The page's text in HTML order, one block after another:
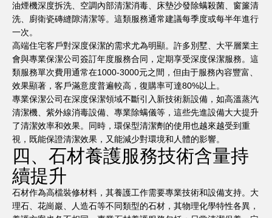
油煙機深度拆洗、空調內部清潔消毒、床墊沙發除螨殺菌、窗簾清
洗、廚衛瓷磚縫隙清潔等。這類服務通常建議每季度或每半年進行
一次。
高端住宅客戶對深度保潔的需求尤為明顯。許多別墅、大平層業主
會與專業保潔公司簽訂年度服務合同，定期享受深度保潔服務。這
類服務單次費用通常在1000-3000元之間，但由于服務內容豐富、
效果顯著，客戶滿意度普遍較高，復購率可達80%以上。
專業保潔公司在深度保潔領域不斷引入新技術新設備，如高溫蒸汽
清潔機、紫外線消毒設備、專業除螨儀等，這些先進設備大大提升
了清潔效率和效果。同時，環保型清潔劑的使用也越來越受到重
視，既能保證清潔效果，又能減少對環境和人體的影響。
四、石材養護服務技術含量持
續提升
石材作為高檔裝修材料，其養護工作需要專業技術和設備支持。大
理石、花崗巖、人造石等不同類型的石材，其物理化學特性各異，